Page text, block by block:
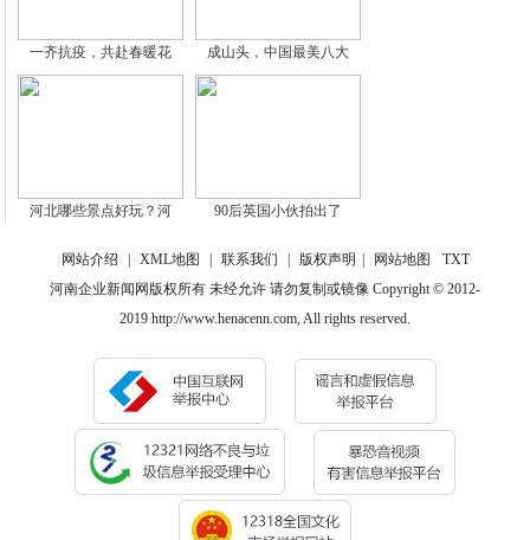
一齐抗疫，共赴春暖花 成山头，中国最美八大
河北哪些景点好玩？河 90后英国小伙拍出了
网站介绍 XML地图 联系我们 版权声明 网站地图
TXT
河南企业新闻网版权所有 未经允许 请勿复制或镜像 Copyright © 2012-
2019 http://www.henacenn.com, All rights reserved.